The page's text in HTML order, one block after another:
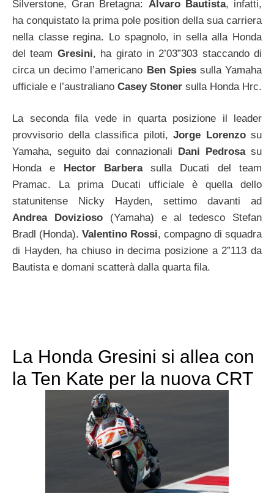
Silverstone, Gran Bretagna: Alvaro Bautista, infatti,
ha conquistato la prima pole position della sua carriera
nella classe regina. Lo spagnolo, in sella alla Honda
del team Gresini, ha girato in 2’03”303 staccando di
circa un decimo l’americano Ben Spiessulla Yamaha
ufficiale e l’australiano Casey Stoner sulla Honda Hrc.
La seconda fila vede in quarta posizione il leader
provvisorio della classifica piloti, Jorge Lorenzosu
Yamaha, seguito dai connazionali Dani Pedrosasu
Honda e
Hector Barberasulla Ducati del team
Pramac. La prima Ducati ufficiale è quella dello
statunitense Nicky Hayden, settimo davanti ad
Andrea Dovizioso(Yamaha) e al tedesco Stefan
Bradl (Honda). Valentino Rossi, compagno di squadra
di Hayden, ha chiuso in decima posizione a 2”113 da
Bautista e domani scatterà dalla quarta fila.
La Honda Gresini si allea con
la Ten Kate per la nuova CRT